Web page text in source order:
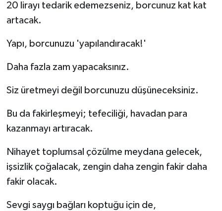
20 lirayı tedarik edemezseniz, borcunuz kat kat
artacak.
Yapı, borcunuzu 'yapılandıracak!'
Daha fazla zam yapacaksınız.
Siz üretmeyi değil borcunuzu düşüneceksiniz.
Bu da fakirleşmeyi; tefeciliği, havadan para
kazanmayı artıracak.
Nihayet toplumsal çözülme meydana gelecek,
işsizlik çoğalacak, zengin daha zengin fakir daha
fakir olacak.
Sevgi saygı bağları koptuğu için de,